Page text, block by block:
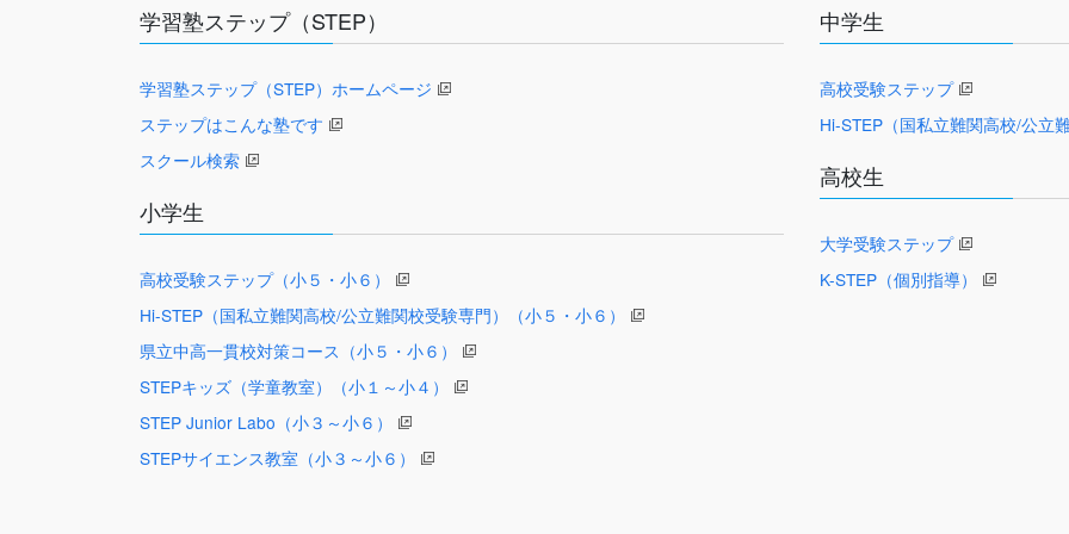
学習塾ステップ（STEP）
学習塾ステップ（STEP）ホームページ
ステップはこんな塾です
スクール検索
小学生
高校受験ステップ（小５・小６）
Hi-STEP（国私立難関高校/公立難関校受験専門）（小５・小６）
県立中高一貫校対策コース（小５・小６）
STEPキッズ（学童教室）（小１～小４）
STEP Junior Labo（小３～小６）
STEPサイエンス教室（小３～小６）
中学生
高校受験ステップ
Hi-STEP（国私立難関高校/公立
高校生
大学受験ステップ
K-STEP（個別指導）